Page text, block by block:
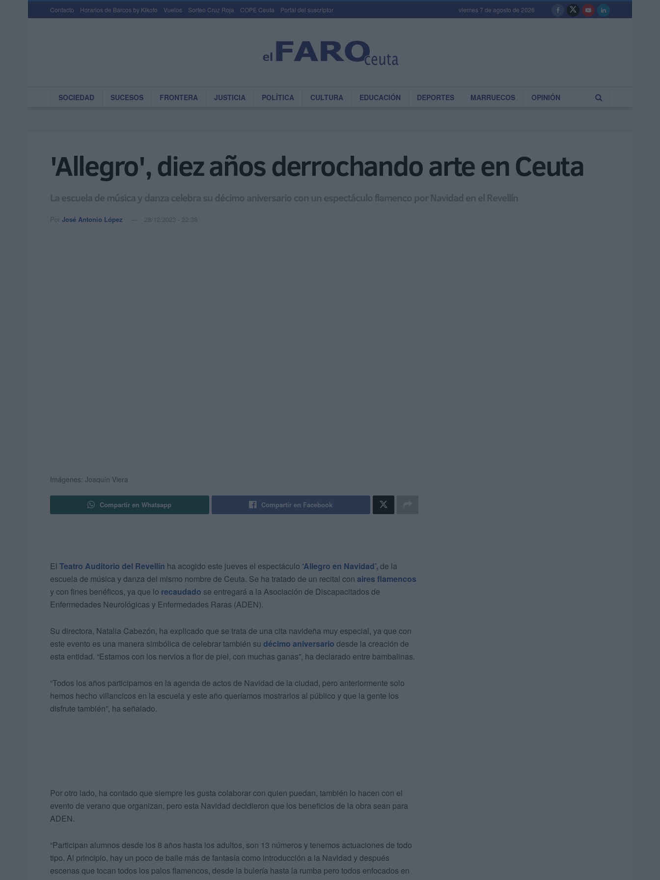
Contacto Horarios de Barcos by Kikoto Vuelos Sorteo Cruz Roja COPE Ceuta Portal del suscriptor viernes 7 de agosto de 2026
SOCIEDAD SUCESOS FRONTERA JUSTICIA POLÍTICA CULTURA EDUCACIÓN DEPORTES MARRUECOS OPINIÓN
'Allegro', diez años derrochando arte en Ceuta
La escuela de música y danza celebra su décimo aniversario con un espectáculo flamenco por Navidad en el Revellín
Por José Antonio López 28/12/2023 - 22:38
Imágenes: Joaquín Viera
Compartir en Whatsapp Compartir en Facebook
El Teatro Auditorio del Revellín ha acogido este jueves el espectáculo ‘Allegro en Navidad’,de la
escuela de música y danza del mismo nombre de Ceuta. Se ha tratado de un recital con aires flamencos
y con fines benéficos, ya que lo recaudado se entregará a la Asociación de Discapacitados de
Enfermedades Neurológicas y Enfermedades Raras (ADEN).
Su directora, Natalia Cabezón, ha explicado que se trata de una cita navideña muy especial, ya que con
este evento es una manera simbólica de celebrar también su décimo aniversario desde la creación de
esta entidad. “Estamos con los nervios a flor de piel, con muchas ganas”, ha declarado entre bambalinas.
“Todos los años participamos en la agenda de actos de Navidad de la ciudad, pero anteriormente solo
hemos hecho villancicos en la escuela y este año queríamos mostrarlos al público y que la gente los
disfrute también”, ha señalado.
Por otro lado, ha contado que siempre les gusta colaborar con quien puedan, también lo hacen con el
evento de verano que organizan, pero esta Navidad decidieron que los beneficios de la obra sean para
ADEN.
“Participan alumnos desde los 8 años hasta los adultos, son 13 números y tenemos actuaciones de todo
tipo. Al principio, hay un poco de baile más de fantasía como introducción a la Navidad y después
escenas que tocan todos los palos flamencos, desde la bulería hasta la rumba pero todos enfocados en